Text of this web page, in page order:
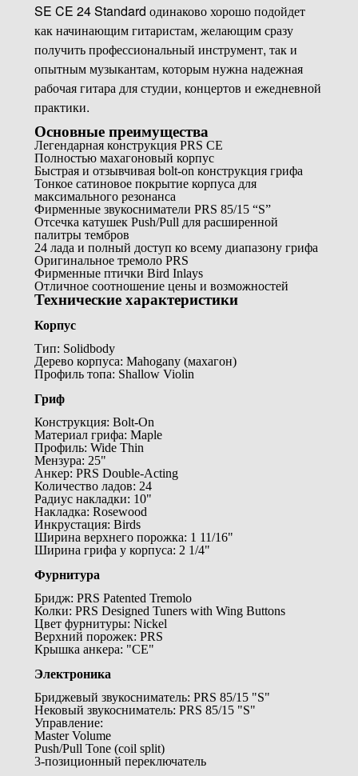
SE CE 24 Standard одинаково хорошо подойдет
как начинающим гитаристам, желающим сразу
получить профессиональный инструмент, так и
опытным музыкантам, которым нужна надежная
рабочая гитара для студии, концертов и ежедневной
практики.
Основные преимущества
Легендарная конструкция PRS CE
Полностью махагоновый корпус
Быстрая и отзывчивая bolt-on конструкция грифа
Тонкое сатиновое покрытие корпуса для
максимального резонанса
Фирменные звукосниматели PRS 85/15 “S”
Отсечка катушек Push/Pull для расширенной
палитры тембров
24 лада и полный доступ ко всему диапазону грифа
Оригинальное тремоло PRS
Фирменные птички Bird Inlays
Отличное соотношение цены и возможностей
Технические характеристики
Корпус
Тип: Solidbody
Дерево корпуса: Mahogany (махагон)
Профиль топа: Shallow Violin
Гриф
Конструкция: Bolt-On
Материал грифа: Maple
Профиль: Wide Thin
Мензура: 25"
Анкер: PRS Double-Acting
Количество ладов: 24
Радиус накладки: 10"
Накладка: Rosewood
Инкрустация: Birds
Ширина верхнего порожка: 1 11/16"
Ширина грифа у корпуса: 2 1/4"
Фурнитура
Бридж: PRS Patented Tremolo
Колки: PRS Designed Tuners with Wing Buttons
Цвет фурнитуры: Nickel
Верхний порожек: PRS
Крышка анкера: "CE"
Электроника
Бриджевый звукосниматель: PRS 85/15 "S"
Нековый звукосниматель: PRS 85/15 "S"
Управление:
Master Volume
Push/Pull Tone (coil split)
3-позиционный переключатель